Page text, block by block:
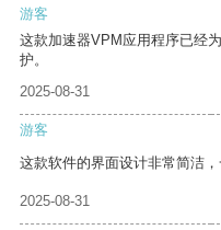
游客
这款加速器VPM应用程序已经
护。
2025-08-31
游客
这款软件的界面设计非常简洁，
2025-08-31